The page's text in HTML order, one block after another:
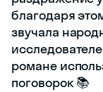
благодаря
звучала
романе
поговорок 📚